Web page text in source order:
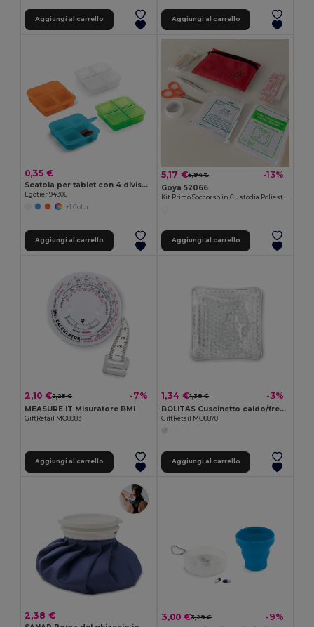
Aggiungi al carrello Aggiungi al carrello
0,35 €
Scatola per tablet con 4 divisori
Egotier 94306
+1 Colori
Aggiungi al carrello
5,17 €5,94 € -13%
Goya 52066
Aggiungi al carrello
2,10 €2,25 € -7%
MEASURE IT Misuratore BMI
GiftRetail MO8983
Aggiungi al carrello
1,34 €1,38 € -3%
BOLITAS Cuscinetto caldo/freddo
GiftRetail MO8870
Aggiungi al carrello
2,38 € 3,00 €3,29 € -9%